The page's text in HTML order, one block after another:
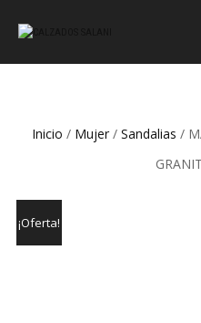
Inicio / Mujer / Sandalias /
¡Oferta!